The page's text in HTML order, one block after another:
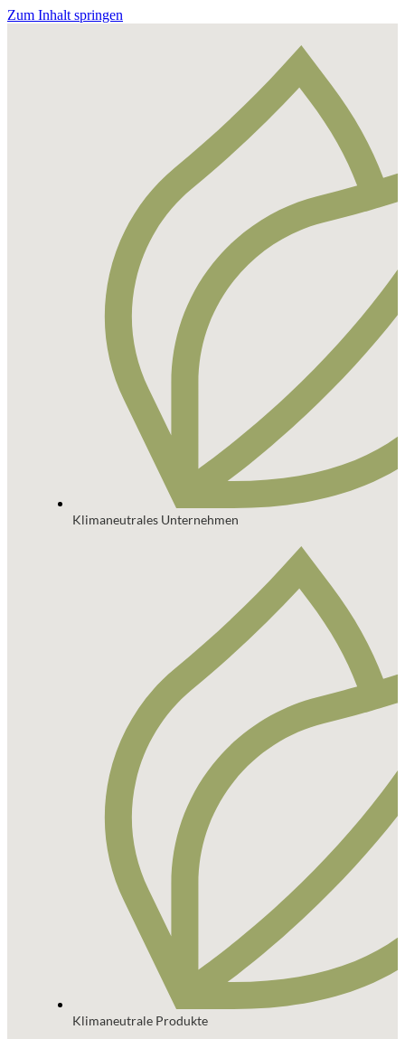
Zum Inhalt springen
Klimaneutrales Unternehmen
Klimaneutrale Produkte